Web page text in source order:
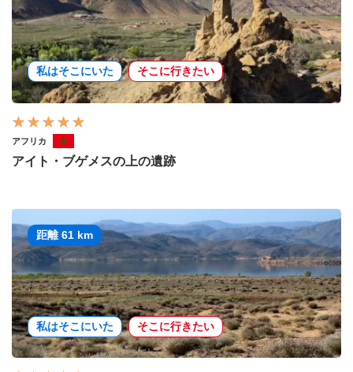
私はそこにいた そこに行きたい
アフリカ
アイト・ブゲメスの上の遺跡
距離 61 km
私はそこにいた そこに行きたい